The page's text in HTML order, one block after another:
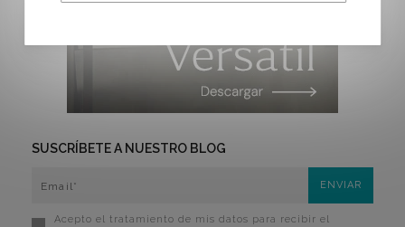
SUSCRÍBETE A NUESTRO BLOG
Acepto el tratamiento de mis datos para recibir el